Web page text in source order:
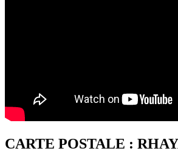
CARTE POSTALE :